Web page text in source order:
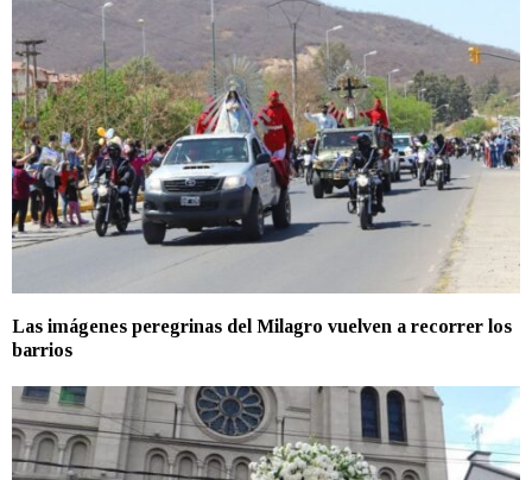
Las imágenes peregrinas del Milagro vuelven a recorrer los
barrios